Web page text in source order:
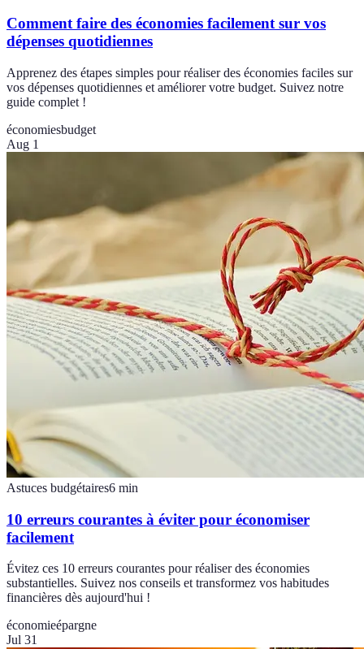
Comment faire des économies facilement sur vos
dépenses quotidiennes
Apprenez des étapes simples pour réaliser des économies faciles sur
vos dépenses quotidiennes et améliorer votre budget. Suivez notre
guide complet !
économiesbudget
Aug 1
Astuces budgétaires6 min
10 erreurs courantes à éviter pour économiser
facilement
Évitez ces 10 erreurs courantes pour réaliser des économies
substantielles. Suivez nos conseils et transformez vos habitudes
financières dès aujourd'hui !
économieépargne
Jul 31